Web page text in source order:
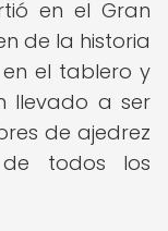
en el Gran
de la historia
el tablero y
llevado a ser
de ajedrez
todos los